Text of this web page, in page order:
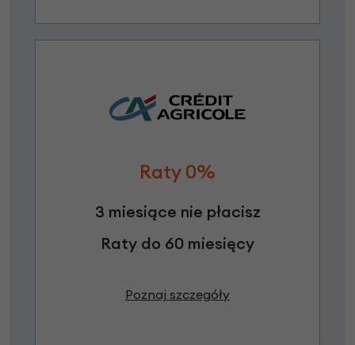
Raty 0%
3 miesiące nie płacisz
Raty do 60 miesięcy
Poznaj szczegóły